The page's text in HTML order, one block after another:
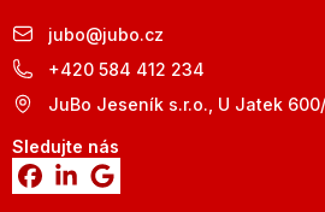
jubo@jubo.cz
+420 584 412 234
JuBo Jeseník s.r.o., U Jatek
Sledujte nás